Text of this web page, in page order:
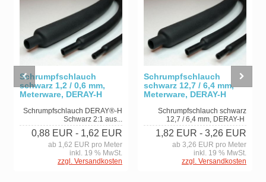
Schrumpfschlauch
schwarz 1,2 / 0,6 mm,
Meterware, DERAY-H
Schrumpfschlauch DERAY®-H
Schwarz 2:1 aus...
0,88 EUR - 1,62 EUR
ab 1,62 EUR pro Meter
inkl. 19 % MwSt.
zzgl. Versandkosten
Schrumpfschlauch
schwarz 12,7 / 6,4 mm,
Meterware, DERAY-H
Schrumpfschlauch schwarz
12,7 / 6,4 mm, DERAY-H
1,82 EUR - 3,26 EUR
ab 3,26 EUR pro Meter
inkl. 19 % MwSt.
zzgl. Versandkosten